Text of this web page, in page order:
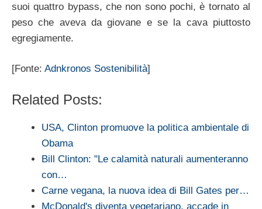
suoi quattro bypass, che non sono pochi, è tornato al
peso che aveva da giovane e se la cava piuttosto
egregiamente.
[Fonte: Adnkronos Sostenibilità]
Related Posts:
USA, Clinton promuove la politica ambientale di
Obama
Bill Clinton: "Le calamità naturali aumenteranno
con…
Carne vegana, la nuova idea di Bill Gates per…
McDonald's diventa vegetariano, accade in